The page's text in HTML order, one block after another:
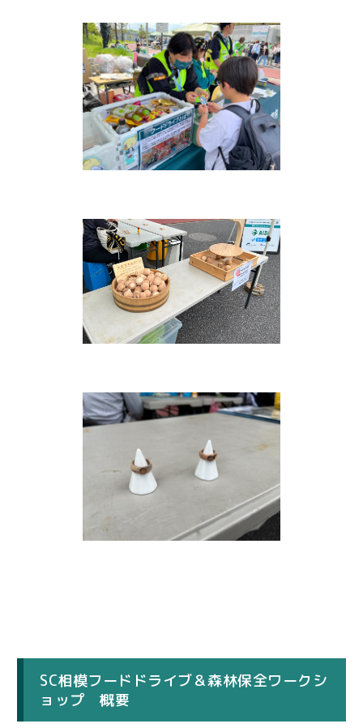
SC相模フードドライブ＆森林保全ワークシ
ョップ 概要